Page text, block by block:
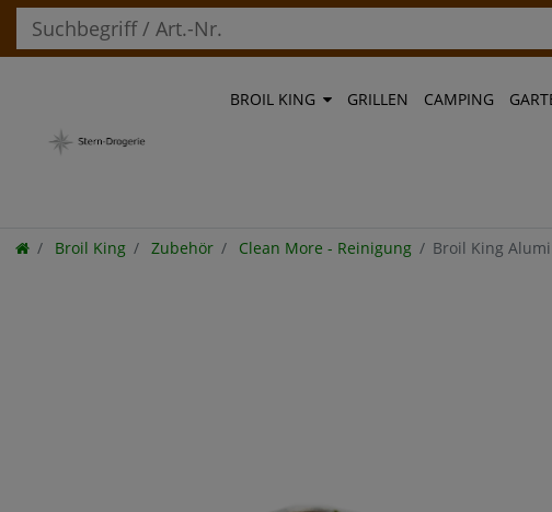
BROIL KING GRILLEN CAMPING
Broil King Zubehör Clean More - Reinigung Broil King